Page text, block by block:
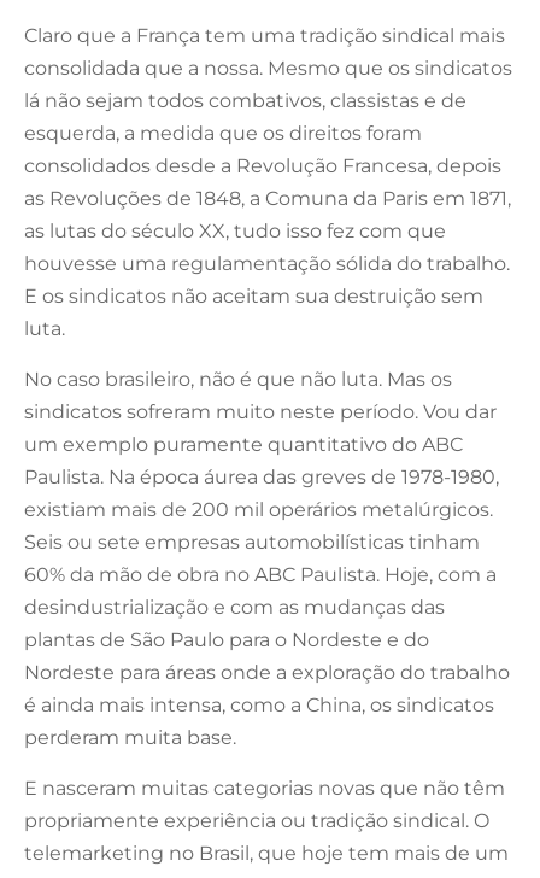
Claro que a França tem uma tradição sindical mais
consolidada que a nossa. Mesmo que os sindicatos
lá não sejam todos combativos, classistas e de
esquerda, a medida que os direitos foram
consolidados desde a Revolução Francesa, depois
as Revoluções de 1848, a Comuna da Paris em 1871,
as lutas do século XX, tudo isso fez com que
houvesse uma regulamentação sólida do trabalho.
E os sindicatos não aceitam sua destruição sem
luta.
No caso brasileiro, não é que não luta. Mas os
sindicatos sofreram muito neste período. Vou dar
um exemplo puramente quantitativo do ABC
Paulista. Na época áurea das greves de 1978-1980,
existiam mais de 200 mil operários metalúrgicos.
Seis ou sete empresas automobilísticas tinham
60% da mão de obra no ABC Paulista. Hoje, com a
desindustrialização e com as mudanças das
plantas de São Paulo para o Nordeste e do
Nordeste para áreas onde a exploração do trabalho
é ainda mais intensa, como a China, os sindicatos
perderam muita base.
E nasceram muitas categorias novas que não têm
propriamente experiência ou tradição sindical. O
telemarketing no Brasil, que hoje tem mais de um